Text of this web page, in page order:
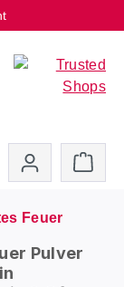
Feuer
Pulver